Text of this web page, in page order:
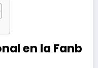
en la Fanb